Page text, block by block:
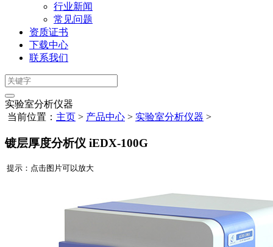
行业新闻
常见问题
资质证书
下载中心
联系我们
实验室分析仪器
当前位置： 主页 > 产品中心 > 实验室分析仪器 >
镀层厚度分析仪 iEDX-100G
提示：点击图片可以放大